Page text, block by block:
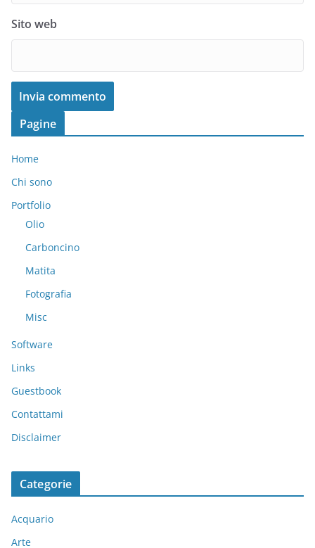
Sito web
Pagine
Home
Chi sono
Portfolio
Olio
Carboncino
Matita
Fotografia
Misc
Software
Links
Guestbook
Contattami
Disclaimer
Categorie
Acquario
Arte